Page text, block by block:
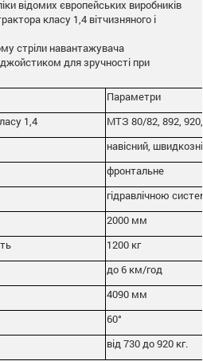
відомих європейських виробників
класу 1,4 вітчизняного і
стріли навантажувача
для зручності при
Параметри
1,4
МТЗ 80/82, 892,
навісний,
фронтальне
гідравлічною
2000 мм
1200 кг
до 6 км/год
4090 мм
60°
від 730 до 920 кг.